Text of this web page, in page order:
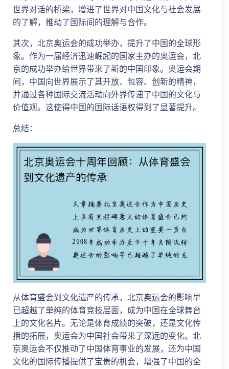
世界对话的桥梁，增进了世界对中国文化与社会发展
的了解，推动了国际间的理解与合作。
其次，北京奥运会的成功举办，提升了中国的全球形
象。作为一届经济迅速崛起的国家主办的奥运会，北
京的成功举办给世界带来了新的中国印象。奥运会期
间，中国向世界展示了其开放、包容、创新的精神，
并通过各种国际交流活动向外界传递了中国的文化与
价值观。这使得中国的国际话语权得到了显著提升。
总结：
从体育盛会到文化遗产的传承，北京奥运会的影响早
已超越了单纯的体育竞技层面，成为中国在全球舞台
上的文化名片。无论是体育成绩的突破，还是文化传
播的拓展，奥运会为中国社会带来了深远的变化。北
京奥运会不仅推动了中国体育事业的发展，还为中国
文化的国际传播提供了宝贵的机会，增强了中国的全